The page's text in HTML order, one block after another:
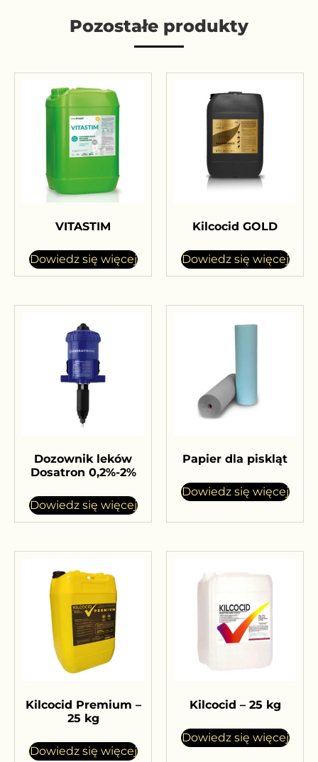
Pozostałe produkty
VITASTIM
Dowiedz się więcej
Kilcocid GOLD
Dowiedz się więcej
Dozownik leków
Dosatron 0,2%-2%
Dowiedz się więcej
Papier dla piskląt
Dowiedz się więcej
Kilcocid Premium –
25 kg
Dowiedz się więcej
Kilcocid – 25 kg
Dowiedz się więcej